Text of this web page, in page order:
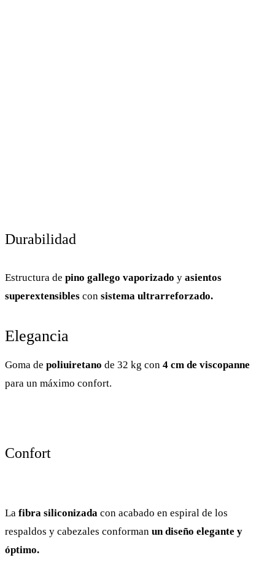
Durabilidad
Estructura de pino gallego vaporizado y asientos
superextensibles con sistema ultrarreforzado.
Elegancia
Goma de poliuiretano de 32 kg con 4 cm de viscopanne
para un máximo confort.
Confort
La fibra siliconizada con acabado en espiral de los
respaldos y cabezales conforman un diseño elegante y
óptimo.